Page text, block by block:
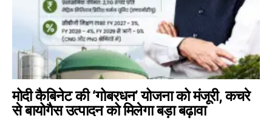
मोदी कैबिनेट की ‘गोबरधन’ योजना को मंजूरी, कचरे
से बायोगैस उत्पादन को मिलेगा बड़ा बढ़ावा